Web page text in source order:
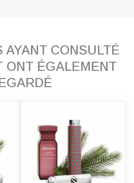
AYANT CONSULTÉ
ONT ÉGALEMENT